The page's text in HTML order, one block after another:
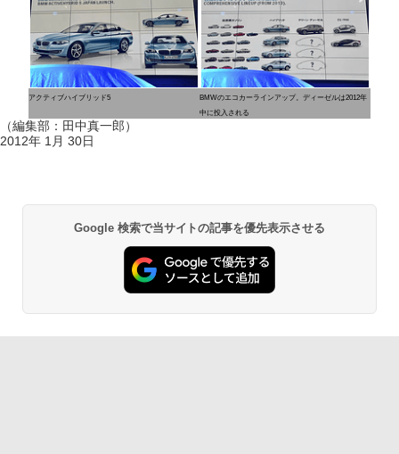
アクティブハイブリッド5
BMWのエコカーラインアップ。ディーゼルは2012年
中に投入される
（編集部：田中真一郎）
2012年 1月 30日
Google 検索で当サイトの記事を優先表示させる